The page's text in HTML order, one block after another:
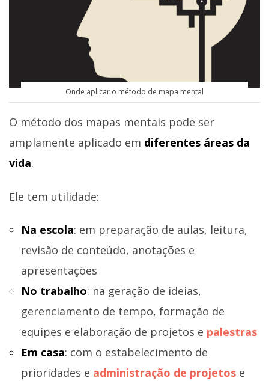
Onde aplicar o método de mapa mental
O método dos mapas mentais pode ser
amplamente aplicado em diferentes áreas da
vida.
Ele tem utilidade:
Na escola: em preparação de aulas, leitura,
revisão de conteúdo, anotações e
apresentações
No trabalho: na geração de ideias,
gerenciamento de tempo, formação de
equipes e elaboração de projetos e palestras
Em casa: com o estabelecimento de
prioridades e administração de projetos e